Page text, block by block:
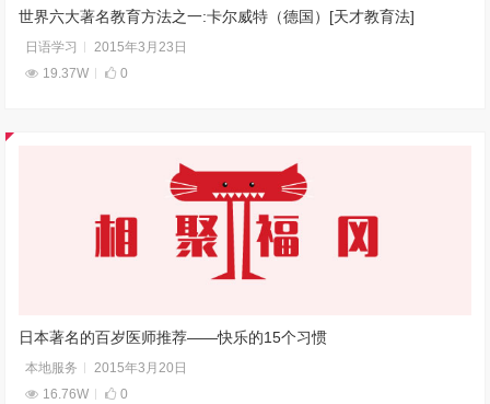
世界六大著名教育方法之一:卡尔威特（德国）[天才教育法]
日语学习
2015年3月23日
19.37W
0
日本著名的百岁医师推荐——快乐的15个习惯
本地服务
2015年3月20日
16.76W
0